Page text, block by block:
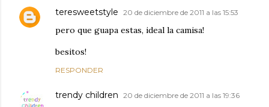
teresweetstyle 20 de diciembre de 2011 a las 15:53
pero que guapa estas, ideal la camisa!
besitos!
RESPONDER
trendy children 20 de diciembre de 2011 a las 19:36